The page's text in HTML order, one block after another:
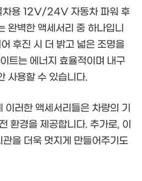
차용 12V/24V 자동차 파워 후
완벽한 액세서리 중 하나입니
후진 시 더 밝고 넓은 조명을
트는 에너지 효율적이며 내구
사용할 수 있습니다.
러한 액세서리들은 차량의 기
환경을 제공합니다. 추가로, 이
을 더욱 멋지게 만들어주기도